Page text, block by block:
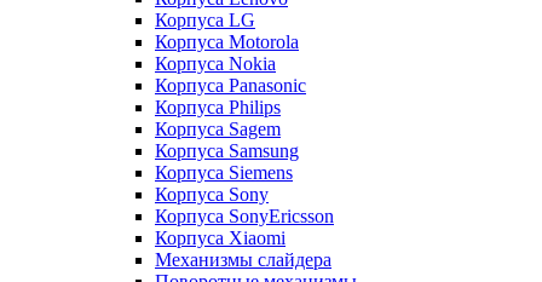
Корпуса LG
Корпуса Motorola
Корпуса Nokia
Корпуса Panasonic
Корпуса Philips
Корпуса Sagem
Корпуса Samsung
Корпуса Siemens
Корпуса Sony
Корпуса SonyEricsson
Корпуса Xiaomi
Механизмы слайдера